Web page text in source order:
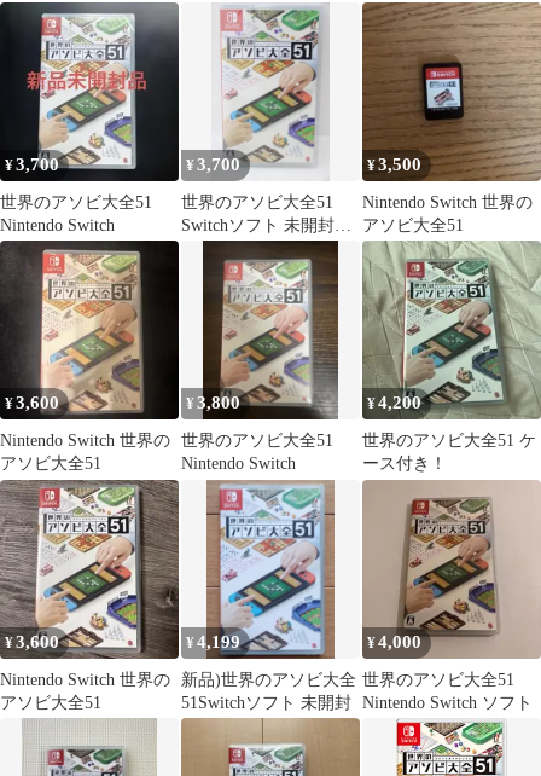
イッチ
¥3,700
世界のアソビ大全51
Nintendo Switch
¥3,700
世界のアソビ大全51
Switchソフト 未開封
20-TO0806-04M
¥3,500
Nintendo Switch 世界の
アソビ大全51
¥3,600
Nintendo Switch 世界の
アソビ大全51
¥3,800
世界のアソビ大全51
Nintendo Switch
¥4,200
世界のアソビ大全51 ケ
ース付き！
¥3,600
Nintendo Switch 世界の
アソビ大全51
¥4,199
新品)世界のアソビ大全
51Switchソフト 未開封
¥4,000
世界のアソビ大全51
Nintendo Switch ソフト